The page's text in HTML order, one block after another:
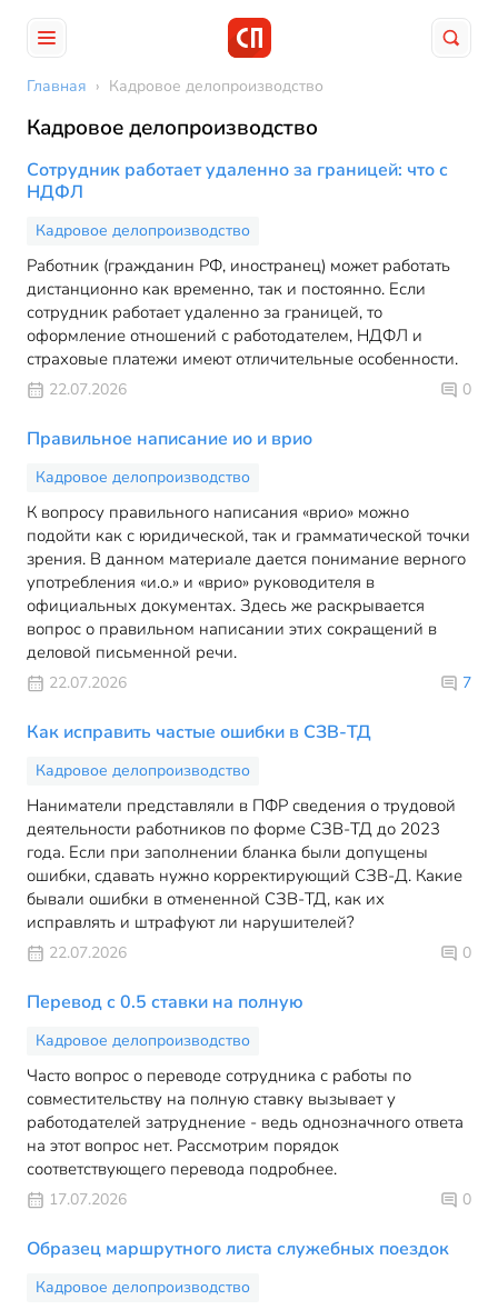
Главная › Кадровое делопроизводство
Кадровое делопроизводство
Сотрудник работает удаленно за границей: что с
НДФЛ
Кадровое делопроизводство
Работник (гражданин РФ, иностранец) может работать
дистанционно как временно, так и постоянно. Если
сотрудник работает удаленно за границей, то
оформление отношений с работодателем, НДФЛ и
страховые платежи имеют отличительные особенности.
22.07.2026 0
Правильное написание ио и врио
Кадровое делопроизводство
К вопросу правильного написания «врио» можно
подойти как с юридической, так и грамматической точки
зрения. В данном материале дается понимание верного
употребления «и.о.» и «врио» руководителя в
официальных документах. Здесь же раскрывается
вопрос о правильном написании этих сокращений в
деловой письменной речи.
22.07.2026 7
Как исправить частые ошибки в СЗВ-ТД
Кадровое делопроизводство
Наниматели представляли в ПФР сведения о трудовой
деятельности работников по форме СЗВ-ТД до 2023
года. Если при заполнении бланка были допущены
ошибки, сдавать нужно корректирующий СЗВ-Д. Какие
бывали ошибки в отмененной СЗВ-ТД, как их
исправлять и штрафуют ли нарушителей?
22.07.2026 0
Перевод с 0.5 ставки на полную
Кадровое делопроизводство
Часто вопрос о переводе сотрудника с работы по
совместительству на полную ставку вызывает у
работодателей затруднение - ведь однозначного ответа
на этот вопрос нет. Рассмотрим порядок
соответствующего перевода подробнее.
17.07.2026 0
Образец маршрутного листа служебных поездок
Кадровое делопроизводство